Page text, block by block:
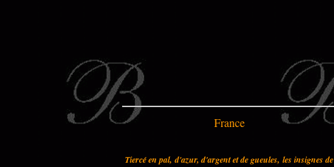
France
Tiercé en pal, d'azur, d'argent et de gueules, les insignes de